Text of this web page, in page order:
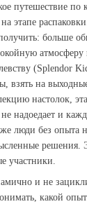
путешествие по
этапе
больше
(Splendor
взять на
настолок,
надоедает и
люди без опыта
решения.
участники.
и не
какой